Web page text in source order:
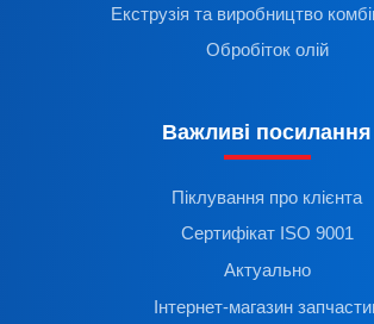
Екструзія та виробництво
Обробіток олій
Важливі посилання
Піклування про клієнта
Сертифікат ISO 9001
Актуально
Інтернет-магазин